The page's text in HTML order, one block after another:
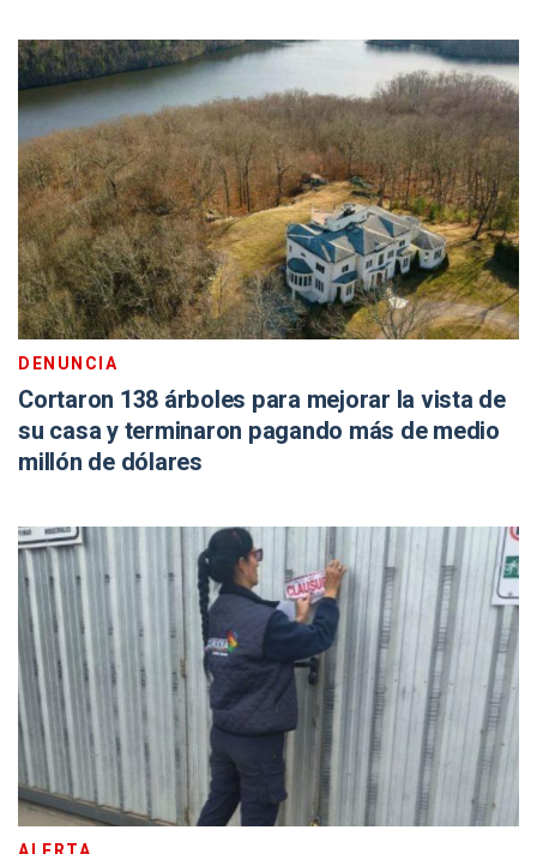
DENUNCIA
Cortaron 138 árboles para mejorar la vista de
su casa y terminaron pagando más de medio
millón de dólares
ALERTA
Córdoba destapa una falla que deja sin control
a la mayoría de los residuos peligrosos